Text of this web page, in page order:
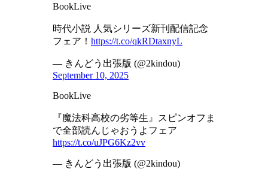
BookLive
時代小説 人気シリーズ新刊配信記念
フェア！ https://t.co/qkRDtaxnyL
— きんどう出張版 (@2kindou)
September 10, 2025
BookLive
『魔法科高校の劣等生』スピンオフま
で全部読んじゃおうよフェア
https://t.co/uJPG6Kz2vv
— きんどう出張版 (@2kindou)